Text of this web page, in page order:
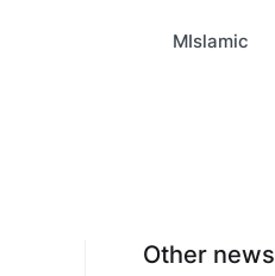
MIslamic
Other news